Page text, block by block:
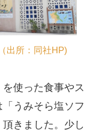
出所：同社HP)
使った食事やス
うみそら塩ソフ
頂きました。少し